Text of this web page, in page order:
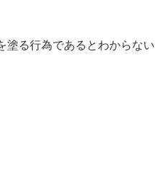
塗る行為であるとわからない